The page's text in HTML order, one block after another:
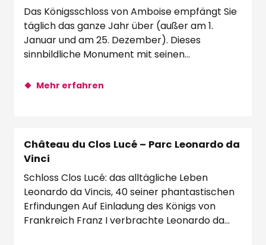
Das Königsschloss von Amboise empfängt Sie
täglich das ganze Jahr über (außer am 1.
Januar und am 25. Dezember). Dieses
sinnbildliche Monument mit seinen
Mehr erfahren
Château du Clos Lucé – Parc Leonardo da
Vinci
Schloss Clos Lucé: das alltägliche Leben
Leonardo da Vincis, 40 seiner phantastischen
Erfindungen Auf Einladung des Königs von
Frankreich Franz I verbrachte Leonardo da